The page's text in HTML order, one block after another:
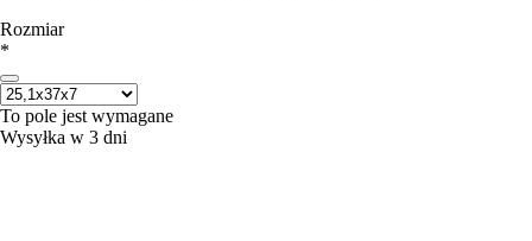
Rozmiar
*
To pole jest wymagane
Wysyłka w 3 dni